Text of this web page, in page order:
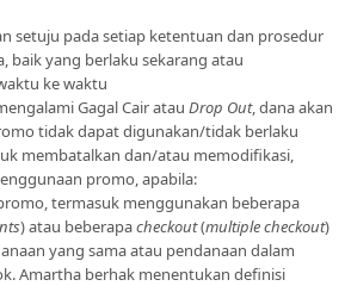
setuju pada setiap ketentuan dan prosedur
baik yang berlaku sekarang atau
ke waktu
Gagal Cair atau Drop Out, dana akan
tidak dapat digunakan/tidak berlaku
membatalkan dan/atau memodifikasi,
promo, apabila:
termasuk menggunakan beberapa
) atau beberapacheckout(multiple checkout)
yang sama atau pendanaan dalam
Amartha berhak menentukan definisi